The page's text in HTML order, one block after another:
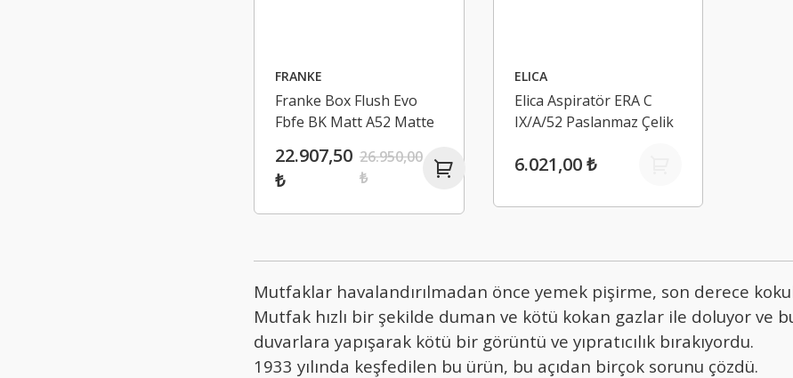
FRANKE
Franke Box Flush Evo
Fbfe BK Matt A52 Matte
22.907,50
₺
26.950,00
₺
ELICA
Elica Aspiratör ERA C
IX/A/52 Paslanmaz Çelik
6.021,00 ₺
Mutfaklar havalandırılmadan önce yemek pişirme, son derece
Mutfak hızlı bir şekilde duman ve kötü kokan gazlar ile doluyor ve
duvarlara yapışarak kötü bir görüntü ve yıpratıcılık bırakıyordu.
1933 yılında keşfedilen bu ürün, bu açıdan birçok sorunu çözdü.